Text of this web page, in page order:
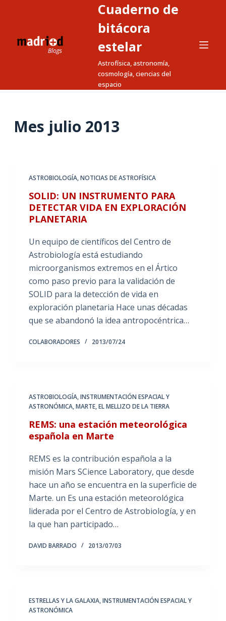
a
Cuaderno de
bitácora
estelar
Astrofísica, astronomía,
cosmología, ciencias del
espacio
Mes julio 2013
ASTROBIOLOGÍA,NOTICIAS DE ASTROFÍSICA
SOLID: UN INSTRUMENTO PARA
DETECTAR VIDA EN EXPLORACIÓN
PLANETARIA
Un equipo de científicos del Centro de
Astrobiología está estudiando
microorganismos extremos en el Ártico
como paso previo para la validación de
SOLID para la detección de vida en
exploración planetaria Hace unas décadas
que se abandonó la idea antropocéntrica…
COLABORADORES 2013/07/24
ASTROBIOLOGÍA,INSTRUMENTACIÓN ESPACIAL Y
ASTRONÓMICA,MARTE, EL MELLIZO DE LA TIERRA
REMS: una estación meteorológica
española en Marte
REMS es la contribución española a la
misión Mars SCience Laboratory, que desde
hace un año se encuentra en la superficie de
Marte. un Es una estación meteorológica
liderada por el Centro de Astrobiología, y en
la que han participado…
DAVID BARRADO 2013/07/03
ESTRELLAS Y LA GALAXIA,INSTRUMENTACIÓN ESPACIAL Y
ASTRONÓMICA